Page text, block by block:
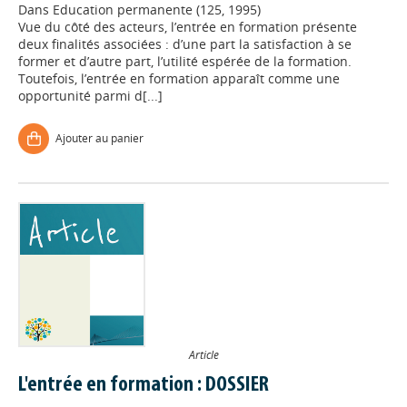
Dans Education permanente (125, 1995)
Vue du côté des acteurs, l’entrée en formation présente
deux finalités associées : d’une part la satisfaction à se
former et d’autre part, l’utilité espérée de la formation.
Toutefois, l’entrée en formation apparaît comme une
opportunité parmi d[...]
Ajouter au panier
Article
L'entrée en formation : DOSSIER